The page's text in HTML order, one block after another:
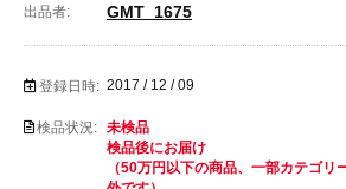
出品者: GMT_1675
登録日時: 2017 / 12 / 09
検品状況: 未検品
検品後にお届け
（50万円以下の商品、一部カテゴリ